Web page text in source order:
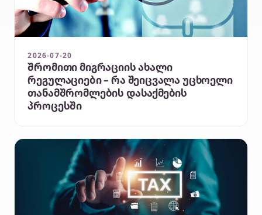
2026-07-20
შრომითი მიგრაციის ახალი
რეგულაციები – რა შეიცვალა უცხოელი
თანამშრომლების დასაქმების
პროცესში